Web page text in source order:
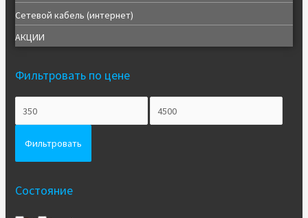
Сетевой кабель (интернет)
АКЦИИ
Фильтровать по цене
Фильтровать
Состояние